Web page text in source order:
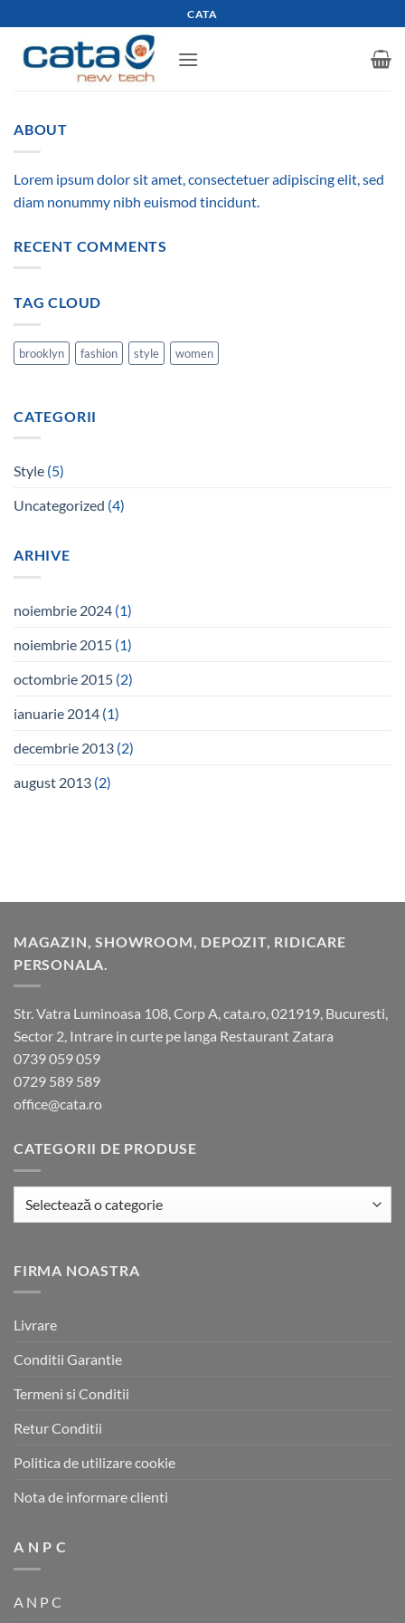
to
content
CATA
ABOUT
Lorem ipsum dolor sit amet, consectetuer adipiscing elit, sed
diam nonummy nibh euismod tincidunt.
RECENT COMMENTS
TAG CLOUD
brooklyn fashion style women
CATEGORII
Style (5)
Uncategorized (4)
ARHIVE
noiembrie 2024 (1)
noiembrie 2015 (1)
octombrie 2015 (2)
ianuarie 2014 (1)
decembrie 2013 (2)
august 2013 (2)
MAGAZIN, SHOWROOM, DEPOZIT, RIDICARE
PERSONALA.
Str. Vatra Luminoasa 108, Corp A, cata.ro, 021919, Bucuresti,
Sector 2, Intrare in curte pe langa Restaurant Zatara
0739 059 059
0729 589 589
office@cata.ro
CATEGORII DE PRODUSE
FIRMA NOASTRA
Livrare
Conditii Garantie
Termeni si Conditii
Retur Conditii
Politica de utilizare cookie
Nota de informare clienti
A N P C
A N P C